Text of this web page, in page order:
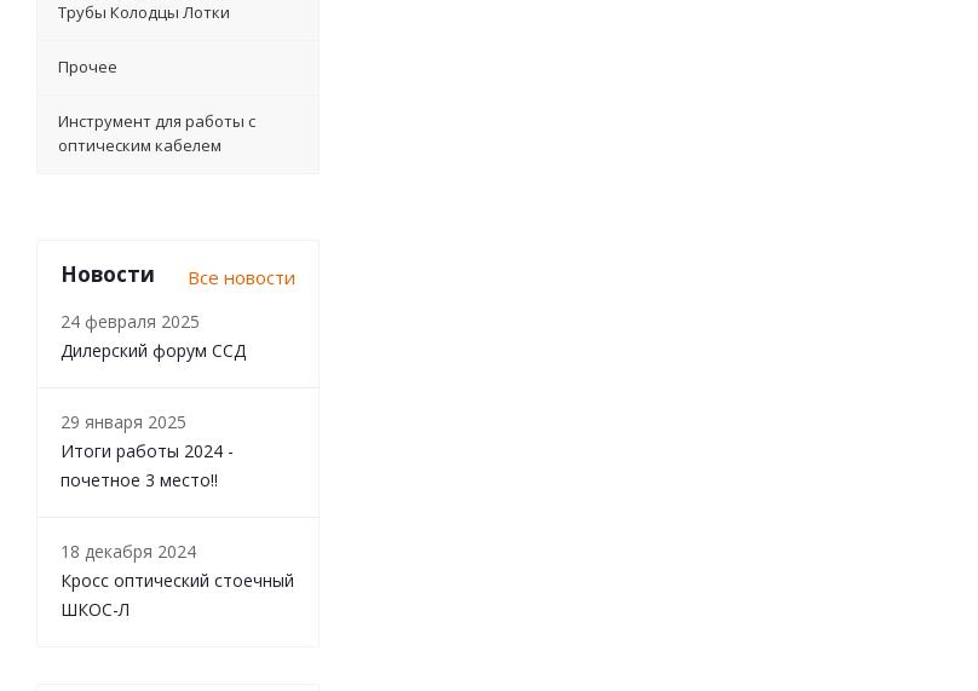
Трубы Колодцы Лотки
Прочее
Инструмент для работы с
оптическим кабелем
Новости Все новости
24 февраля 2025
Дилерский форум ССД
29 января 2025
Итоги работы 2024 -
почетное 3 место!!
18 декабря 2024
Кросс оптический стоечный
ШКОС-Л